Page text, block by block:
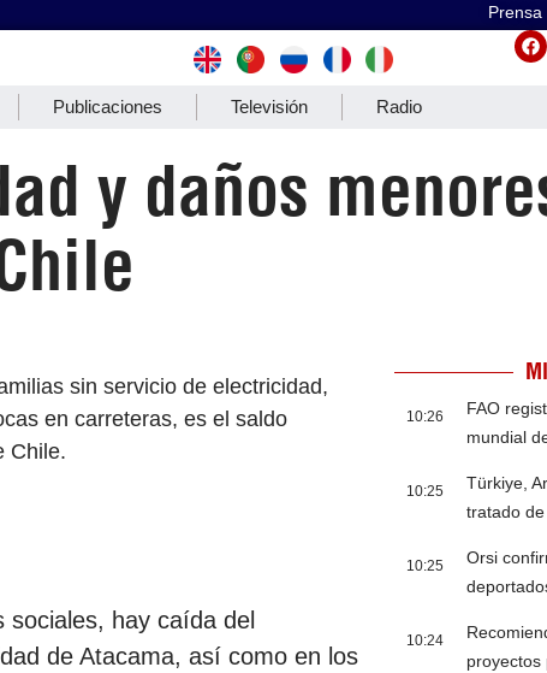
Prensa
Publicaciones Televisión Radio
y daños
sin servicio de electricidad,
en carreteras, es el saldo
Chile.
hay caída del
de Atacama, así como en los
10:26
FAO
mundial
10:25
Türkiye,
tratado
10:25
Orsi
10:24
proyectos